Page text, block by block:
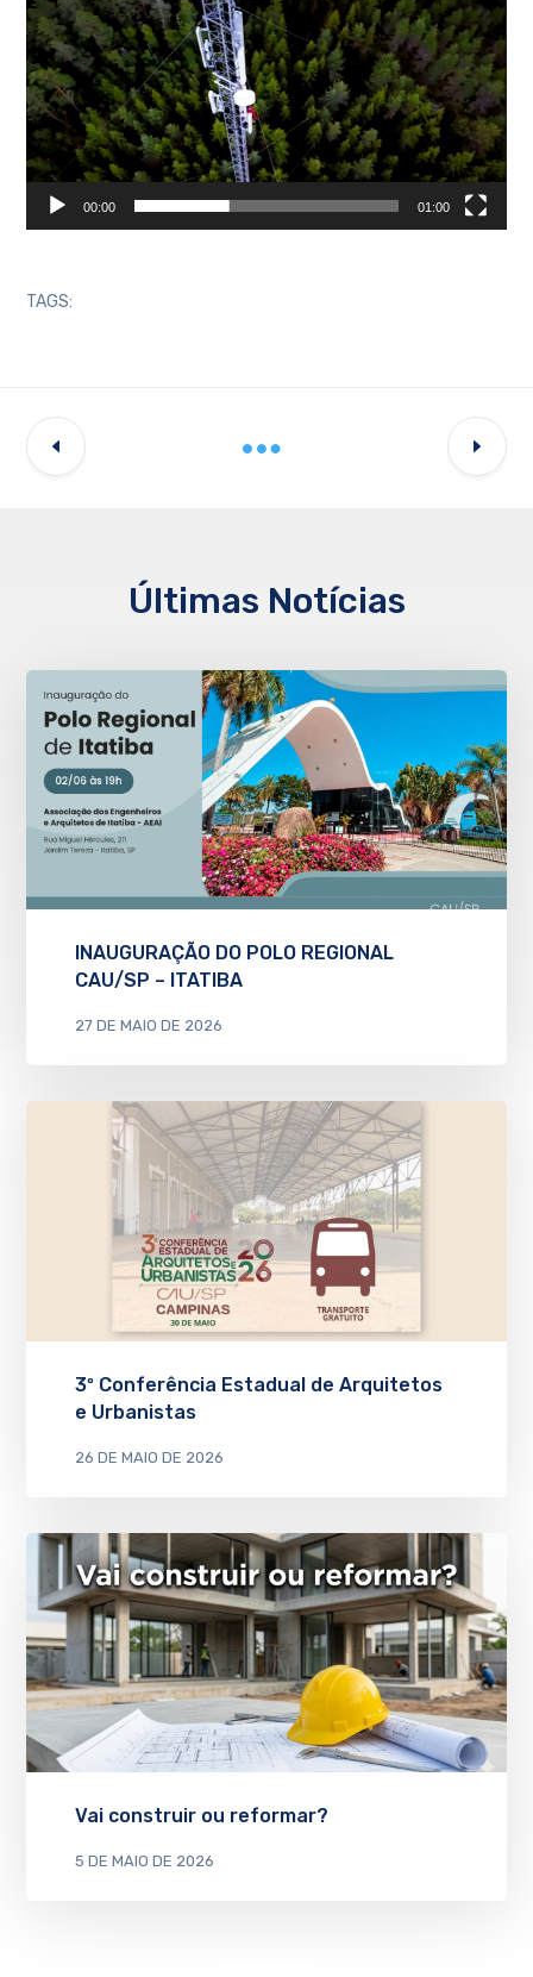
de
vídeo
00:00 01:00
TAGS:
Últimas Notícias
INAUGURAÇÃO DO POLO REGIONAL
CAU/SP – ITATIBA
27 DE MAIO DE 2026
3º Conferência Estadual de Arquitetos
e Urbanistas
26 DE MAIO DE 2026
Vai construir ou reformar?
5 DE MAIO DE 2026